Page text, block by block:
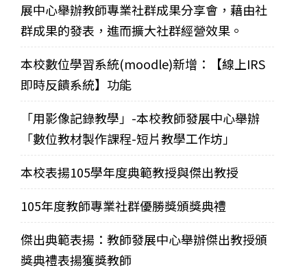
展中心舉辦教師專業社群成果分享會，藉由社
群成果的發表，進而擴大社群經營效果。
本校數位學習系統(moodle)新增：【線上IRS
即時反饋系統】功能
「用影像記錄教學」-本校教師發展中心舉辦
「數位教材製作課程-短片教學工作坊」
本校表揚105學年度典範教授與傑出教授
105年度教師專業社群優勝獎頒獎典禮
傑出典範表揚：教師發展中心舉辦傑出教授頒
獎典禮表揚獲獎教師